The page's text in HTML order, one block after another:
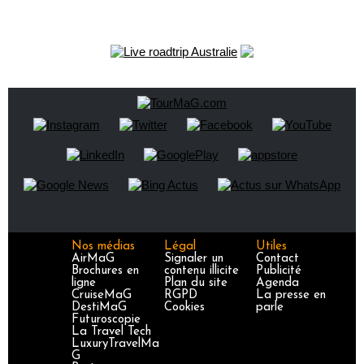
Nos médias
AirMaG
Brochures en
ligne
CruiseMaG
DestiMaG
Futuroscopie
La Travel Tech
LuxuryTravelMa
G
Légal
Signaler un
contenu illicite
Plan du site
RGPD
Cookies
Utiles
Contact
Publicité
Agenda
La presse en
parle